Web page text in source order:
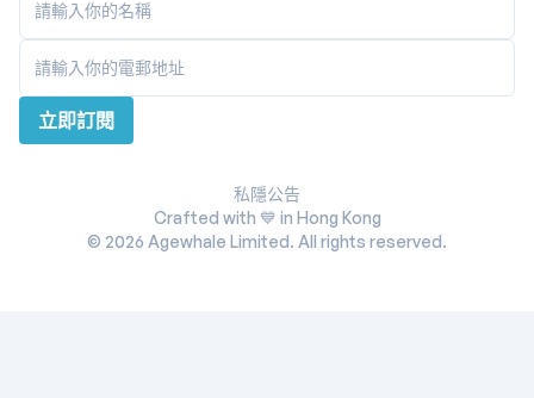
立即訂閱
私隱公告
Crafted with 💙 in Hong Kong
© 2026 Agewhale Limited. All rights reserved.